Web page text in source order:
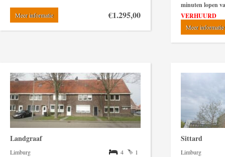
Meer informatie €1.295,00
minutenlopen
VERHUURD
Meer informatie
Landgraaf
4 1
Limburg
Sittard
Limburg